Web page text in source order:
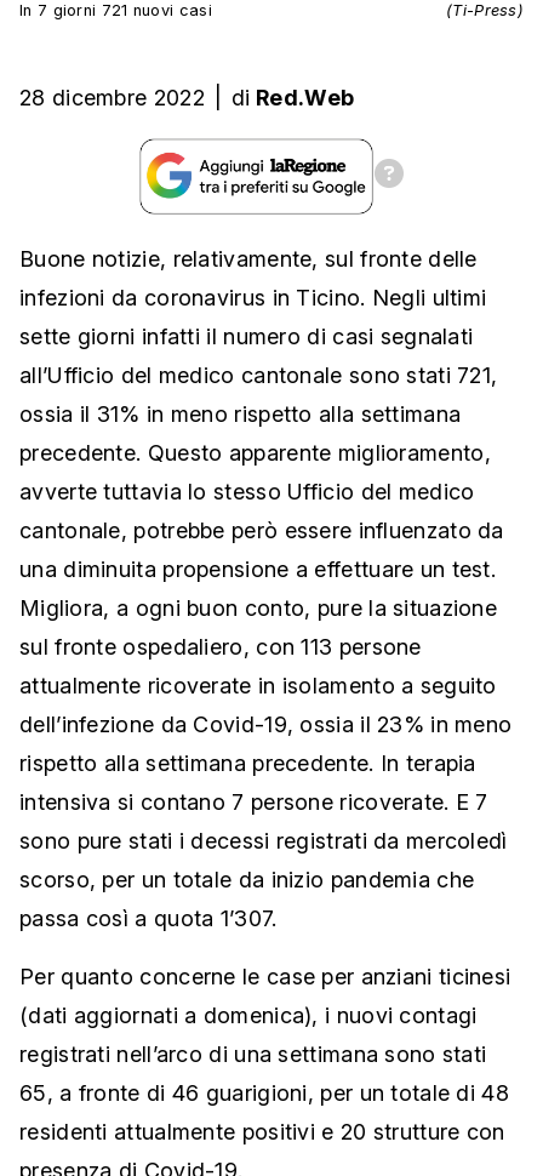
In 7 giorni 721 nuovi casi (Ti-Press)
28 dicembre 2022 di Red.Web
Buone notizie, relativamente, sul fronte delle
infezioni da coronavirus in Ticino. Negli ultimi
sette giorni infatti il numero di casi segnalati
all’Ufficio del medico cantonale sono stati 721,
ossia il 31% in meno rispetto alla settimana
precedente. Questo apparente miglioramento,
avverte tuttavia lo stesso Ufficio del medico
cantonale, potrebbe però essere influenzato da
una diminuita propensione a effettuare un test.
Migliora, a ogni buon conto, pure la situazione
sul fronte ospedaliero, con 113 persone
attualmente ricoverate in isolamento a seguito
dell’infezione da Covid-19, ossia il 23% in meno
rispetto alla settimana precedente. In terapia
intensiva si contano 7 persone ricoverate. E 7
sono pure stati i decessi registrati da mercoledì
scorso, per un totale da inizio pandemia che
passa così a quota 1’307.
Per quanto concerne le case per anziani ticinesi
(dati aggiornati a domenica), i nuovi contagi
registrati nell’arco di una settimana sono stati
65, a fronte di 46 guarigioni, per un totale di 48
residenti attualmente positivi e 20 strutture con